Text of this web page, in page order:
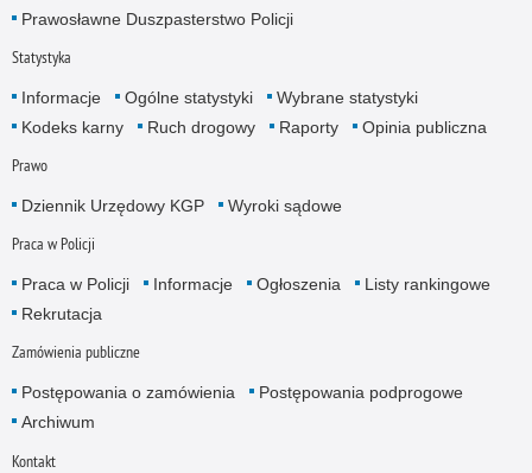
Prawosławne Duszpasterstwo Policji
Statystyka
Informacje Ogólne statystyki
Wybrane statystyki
Kodeks karny
Ruch drogowy Raporty Opinia publiczna
Prawo
Dziennik Urzędowy KGP Wyroki sądowe
Praca w Policji
Praca w Policji Informacje Ogłoszenia
Listy rankingowe
Rekrutacja
Zamówienia publiczne
Postępowania o zamówienia
Postępowania podprogowe
Archiwum
Kontakt